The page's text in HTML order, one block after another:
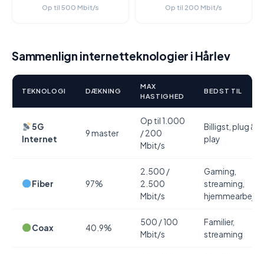
Op til 500 Mbit/s
Op til 200 Mbit/s
Sammenlign internetteknologier i Hårlev
TEKNOLOGI DÆKNING
MAX
HASTIGHED
BEDST TIL
5G
Internet
9 master
Op til 1.000
/ 200
Mbit/s
Billigst, plug &
play
Fiber 97%
2.500 /
2.500
Mbit/s
Gaming,
streaming,
hjemmearbejde
Coax 40.9%
500 / 100
Mbit/s
Familier,
streaming